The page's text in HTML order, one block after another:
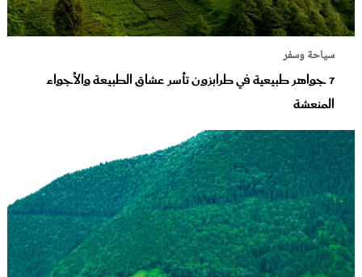
سياحة وسفر
7 جواهر طبيعية في طرابزون تأسر عشاق الطبيعة والأجواء
المنعشة